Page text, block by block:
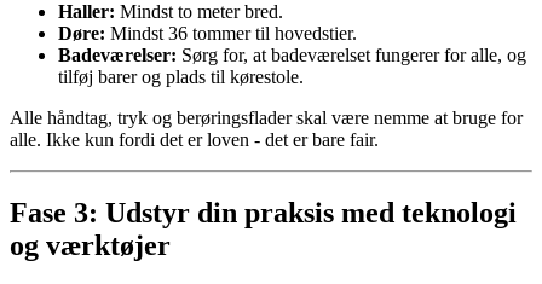
Haller: Mindst to meter bred.
Døre: Mindst 36 tommer til hovedstier.
Badeværelser: Sørg for, at badeværelset fungerer for alle, og
tilføj barer og plads til kørestole.
Alle håndtag, tryk og berøringsflader skal være nemme at bruge for
alle. Ikke kun fordi det er loven - det er bare fair.
Fase 3: Udstyr din praksis med teknologi
og værktøjer